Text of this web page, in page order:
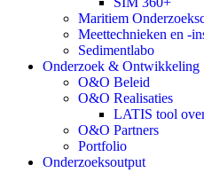
Maritiem
Meettechnieken en -
Sedimentlabo
Onderzoek & Ontwikkeling
O&O Beleid
O&O Realisaties
LATIS tool
O&O Partners
Portfolio
Onderzoeksoutput